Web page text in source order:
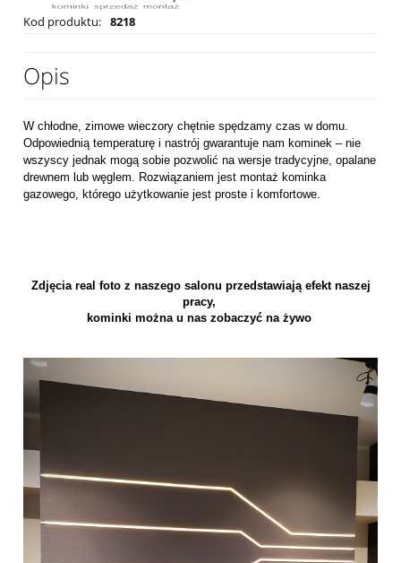
Kod produktu: 8218
Opis
W chłodne, zimowe wieczory chętnie spędzamy czas w domu.
Odpowiednią temperaturę i nastrój gwarantuje nam kominek – nie
wszyscy jednak mogą sobie pozwolić na wersje tradycyjne, opalane
drewnem lub węglem. Rozwiązaniem jest montaż kominka
gazowego, którego użytkowanie jest proste i komfortowe.
Zdjęcia real foto z naszego salonu przedstawiają efekt naszej
pracy,
kominki można u nas zobaczyć na żywo